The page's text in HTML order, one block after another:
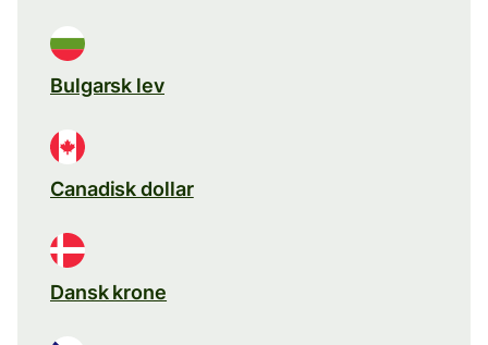
Bulgarsk lev
Canadisk dollar
Dansk krone